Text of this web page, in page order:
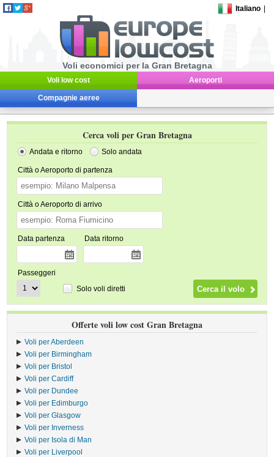
Italiano
Voli economici per la Gran Bretagna
Voli low cost Aeroporti
Compagnie aeree
Cerca voli per Gran Bretagna
Andata e ritorno Solo andata
Città o Aeroporto di partenza
Città o Aeroporto di arrivo
Data partenza Data ritorno
Passeggeri
Solo voli diretti
Offerte voli low cost Gran Bretagna
Voli per Aberdeen
Voli per Birmingham
Voli per Bristol
Voli per Cardiff
Voli per Dundee
Voli per Edimburgo
Voli per Glasgow
Voli per Inverness
Voli per Isola di Man
Voli per Liverpool